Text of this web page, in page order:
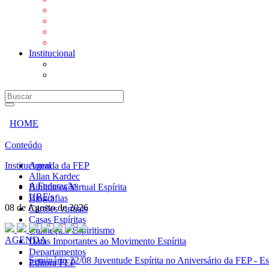
Institucional
HOME
Conteúdo
Agenda da FEP
Allan Kardec
Biblioteca Virtual Espírita
Biografias
Cartões virtuais
Casas Espíritas
Conheça o Espiritismo
Datas Importantes ao Movimento Espírita
Departamentos
Editora FEP
Institucional
A Federação
URE's
08 de Agosto de 2026
AGENDA
Seminário 22/08 Juventude Espírita no Aniversário da FEP -